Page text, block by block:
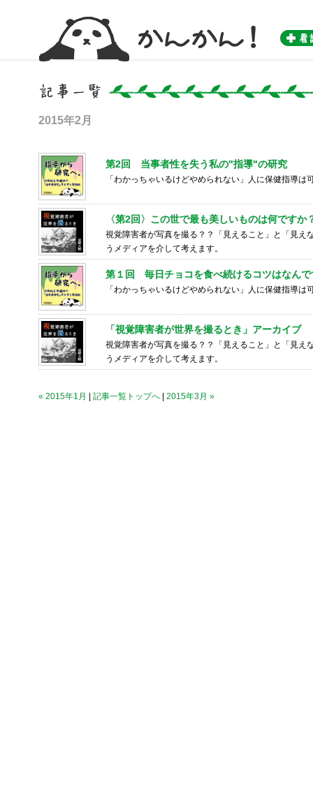
2015年2月
第2回 当事者性を失う私の"指導"の研究
「わかっちゃいるけどやめられない」人に保健指導
〈第2回〉この世で最も美しいものは何ですか
視覚障害者が写真を撮る？？「見えること」と「見え
うメディアを介して考えます。
第１回 毎日チョコを食べ続けるコツはなんで
「わかっちゃいるけどやめられない」人に保健指導
「視覚障害者が世界を撮るとき」アーカイブ
視覚障害者が写真を撮る？？「見えること」と「見え
うメディアを介して考えます。
« 2015年1月 記事一覧トップへ 2015年3月 »